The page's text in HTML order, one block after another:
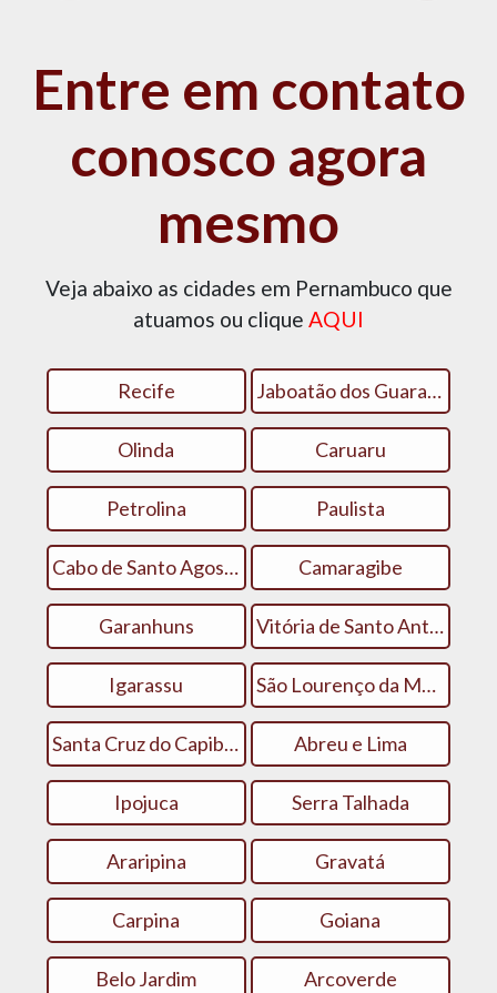
Entre em contato
conosco agora
mesmo
Veja abaixo as cidades em Pernambuco que
atuamos ou clique AQUI
Recife Jaboatão dos Guararapes
Olinda Caruaru
Petrolina Paulista
Cabo de Santo Agostinho Camaragibe
Garanhuns Vitória de Santo Antão
Igarassu São Lourenço da Mata
Santa Cruz do Capibaribe Abreu e Lima
Ipojuca Serra Talhada
Araripina Gravatá
Carpina Goiana
Belo Jardim Arcoverde